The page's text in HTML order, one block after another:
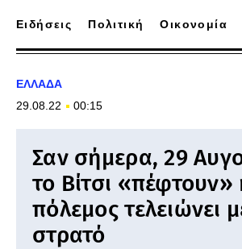
Ειδήσεις Πολιτική Οικονομία
ΕΛΛΑΔΑ
29.08.22
00:15
Σαν σήμερα, 29
το Βίτσι «πέφτουν»
πόλεμος τελειώνει
στρατό